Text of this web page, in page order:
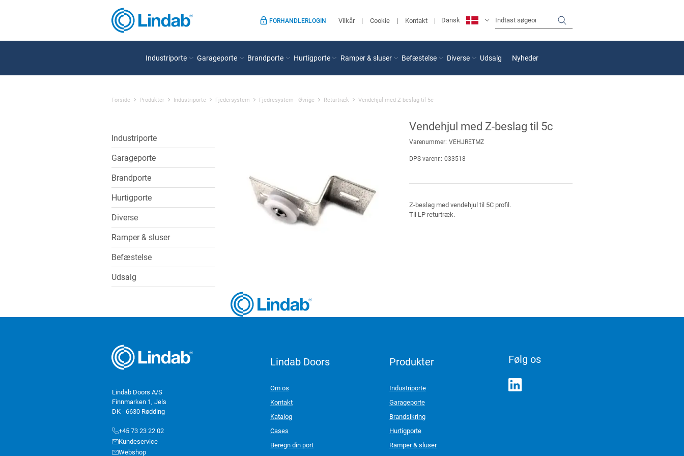
FORHANDLERLOGIN Vilkår Cookie Kontakt Dansk
Industriporte Garageporte Brandporte Hurtigporte Ramper & sluser Befæstelse Diverse Udsalg Nyheder
Forside Produkter Industriporte Fjedersystem Fjedresystem - Øvrige Returtræk Vendehjul med Z-beslag til 5c
Industriporte
Garageporte
Brandporte
Hurtigporte
Diverse
Ramper & sluser
Befæstelse
Udsalg
Vendehjul med Z-beslag til 5c
Varenummer: VEHJRETMZ
DPS varenr.: 033518
Z-beslag med vendehjul til 5C profil.
Til LP returtræk.
Lindab Doors A/S
Finnmarken 1, Jels
DK - 6630 Rødding
+45 73 23 22 02
Kundeservice
Webshop
Lindab Doors
Om os
Kontakt
Katalog
Cases
Beregn din port
Produkter
Industriporte
Garageporte
Brandsikring
Hurtigporte
Ramper & sluser
Følg os